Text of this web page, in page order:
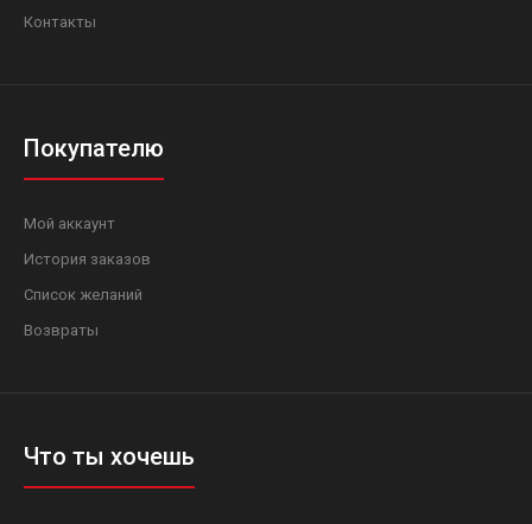
Контакты
Покупателю
Мой аккаунт
История заказов
Список желаний
Возвраты
Что ты хочешь